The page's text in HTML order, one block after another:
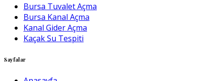
Bursa Tuvalet Açma
Bursa Kanal Açma
Kanal Gider Açma
Kaçak Su Tespiti
Sayfalar